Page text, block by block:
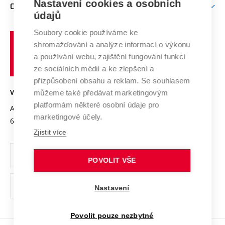
E-přihláška
Doktorské studium
Podpora podnikání
Mezinárodní vědecká rada
Systém zajišťování kvality výzkumu
Výzkumné infrastruktury
Transfer znalostí
Open Science
Projekty
Projekty ze strukturálních fondů
Specifický výzkum
Zahraniční spolupráce
Spolupráce se školami
Služby univerzity
Mezinárodní dohody
Univerzitní sítě
O UNIVERZITĚ
Profil univerzity
Udržitelná univerzita
Podnikavá univerzita / ContriBUTe
Bezpečná univerzita
Vyznamenání
Organizační struktura
Ochrana osobních údajů
odkaz)
učení
technické
VYSOKÉ UČENÍ TECHNICKÉ V BRNĚ
Antonínská 548/1
602 00 Brno
www.vut.cz
vut@vutbr.cz
Nastavení cookies a osobních
údajů
Soubory cookie používáme ke
shromažďování a analýze informací o výkonu
a používání webu, zajištění fungování funkcí
ze sociálních médií a ke zlepšení a
přizpůsobení obsahu a reklam. Se souhlasem
můžeme také předávat marketingovým
platformám některé osobní údaje pro
marketingové účely.
Zjistit více
POVOLIT VŠE
Nastavení
Povolit pouze nezbytné